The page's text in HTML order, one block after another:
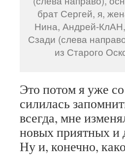
брат Сергей, я,
Нина, Андрей-
Сзади (слева
из Старого
Это потом я уже
силилась
всегда, мне
новых приятных
Ну и, конечно,